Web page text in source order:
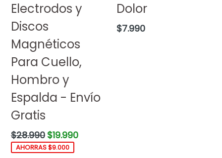
Electrodos y
Discos
Magnéticos
Para Cuello,
Hombro y
Espalda - Envío
Gratis
Precio
habitual
$28.990 $19.990
AHORRAS $9.000
Dolor
Precio
$7.990